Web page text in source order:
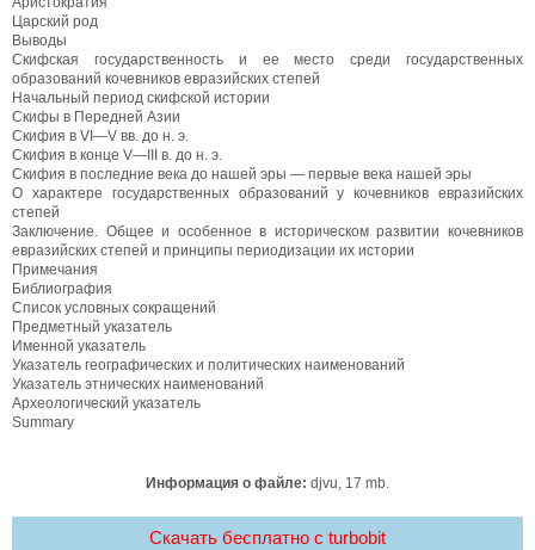
Царский род
Выводы
Скифская государственность и ее место среди государственных
образований кочевников евразийских степей
Начальный период скифской истории
Скифы в Передней Азии
Скифия в VI—V вв. до н. э.
Скифия в конце V—III в. до н. э.
Скифия в последние века до нашей эры — первые века нашей эры
О характере государственных образований у кочевников евразийских
степей
Заключение. Общее и особенное в историческом развитии кочевников
евразийских степей и принципы периодизации их истории
Примечания
Библиография
Список условных сокращений
Предметный указатель
Именной указатель
Указатель географических и политических наименований
Указатель этнических наименований
Археологический указатель
Summary
Информация о файле: djvu, 17 mb.
Скачать бесплатно c turbobit